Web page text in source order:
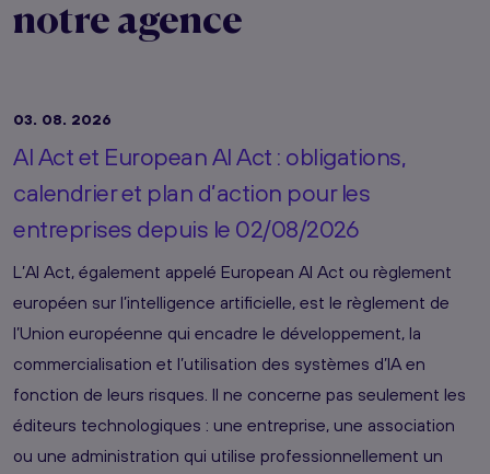
notre agence
03. 08. 2026
AI Act et European AI Act : obligations,
calendrier et plan d’action pour les
entreprises depuis le 02/08/2026
L’AI Act, également appelé European AI Act ou règlement
européen sur l’intelligence artificielle, est le règlement de
l’Union européenne qui encadre le développement, la
commercialisation et l’utilisation des systèmes d’IA en
fonction de leurs risques. Il ne concerne pas seulement les
éditeurs technologiques : une entreprise, une association
ou une administration qui utilise professionnellement un